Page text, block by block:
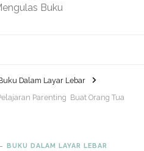
Buku
Dalam Layar Lebar
Parenting Buat Orang Tua
BUKU DALAM LAYAR LEBAR